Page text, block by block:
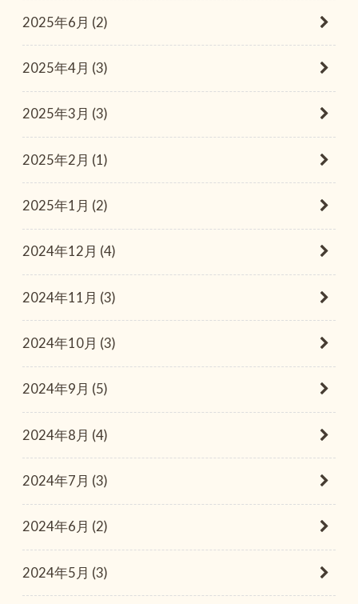
2025年6月 (2)
2025年4月 (3)
2025年3月 (3)
2025年2月 (1)
2025年1月 (2)
2024年12月 (4)
2024年11月 (3)
2024年10月 (3)
2024年9月 (5)
2024年8月 (4)
2024年7月 (3)
2024年6月 (2)
2024年5月 (3)